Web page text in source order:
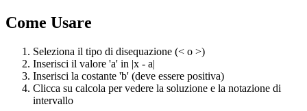
Come Usare
Seleziona il tipo di disequazione (< o >)
Inserisci il valore 'a' in |x - a|
Inserisci la costante 'b' (deve essere positiva)
Clicca su calcola per vedere la soluzione e la notazione di
intervallo